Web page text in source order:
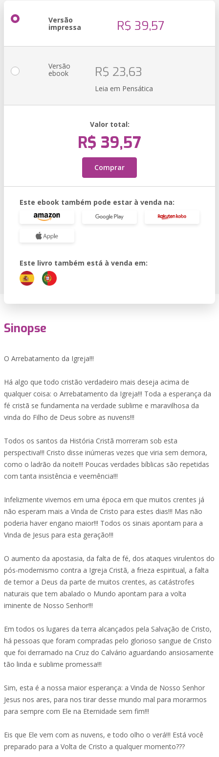
Versão
impressa R$ 39,57
Versão
ebook R$ 23,63
Leia em Pensática
Valor total:
R$ 39,57
Comprar
Este ebook também pode estar à venda na:
Este livro também está à venda em:
Sinopse
O Arrebatamento da Igreja!!!
Há algo que todo cristão verdadeiro mais deseja acima de
qualquer coisa: o Arrebatamento da Igreja!!! Toda a esperança da
fé cristã se fundamenta na verdade sublime e maravilhosa da
vinda do Filho de Deus sobre as nuvens!!!
Todos os santos da História Cristã morreram sob esta
perspectiva!!! Cristo disse inúmeras vezes que viria sem demora,
como o ladrão da noite!!! Poucas verdades bíblicas são repetidas
com tanta insistência e veemência!!!
Infelizmente vivemos em uma época em que muitos crentes já
não esperam mais a Vinda de Cristo para estes dias!!! Mas não
poderia haver engano maior!!! Todos os sinais apontam para a
Vinda de Jesus para esta geração!!!
O aumento da apostasia, da falta de fé, dos ataques virulentos do
pós-modernismo contra a Igreja Cristã, a frieza espiritual, a falta
de temor a Deus da parte de muitos crentes, as catástrofes
naturais que tem abalado o Mundo apontam para a volta
iminente de Nosso Senhor!!!
Em todos os lugares da terra alcançados pela Salvação de Cristo,
há pessoas que foram compradas pelo glorioso sangue de Cristo
que foi derramado na Cruz do Calvário aguardando ansiosamente
tão linda e sublime promessa!!!
Sim, esta é a nossa maior esperança: a Vinda de Nosso Senhor
Jesus nos ares, para nos tirar desse mundo mal para morarmos
para sempre com Ele na Eternidade sem fim!!!
Eis que Ele vem com as nuvens, e todo olho o verá!!! Está você
preparado para a Volta de Cristo a qualquer momento???